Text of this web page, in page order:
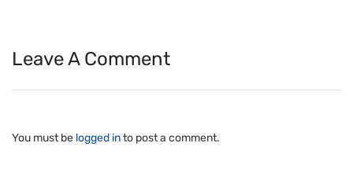
Leave A Comment
You must be logged into post a comment.